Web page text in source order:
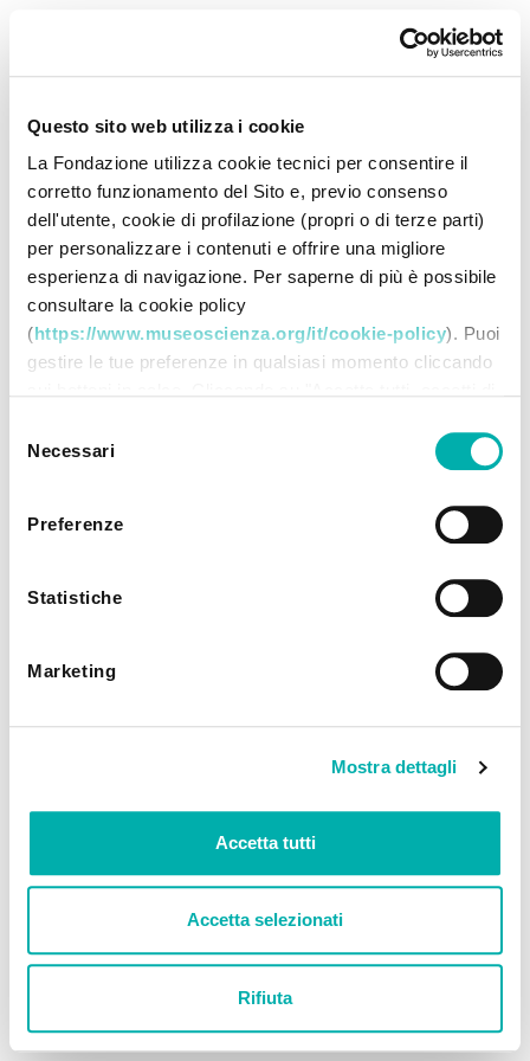
Questo sito web utilizza i cookie
La Fondazione utilizza cookie tecnici per consentire il
corretto funzionamento del Sito e, previo consenso
dell'utente, cookie di profilazione (propri o di terze parti)
per personalizzare i contenuti e offrire una migliore
esperienza di navigazione. Per saperne di più è possibile
consultare la cookie policy
(https://www.museoscienza.org/it/cookie-policy). Puoi
gestire le tue preferenze in qualsiasi momento cliccando
su "Accetta selezionati" dichiari di voler procedere
utilizzando solo i cookie prescelti, disabilitando tutti gli
altri. Selezionando "Rifiuta" procedi nella navigazione
utilizzando solo i cookie tecnici.
delNecessari
Preferenze
Statistiche
Marketing
Mostra dettagli
Accetta tutti
Accetta selezionati
Rifiuta